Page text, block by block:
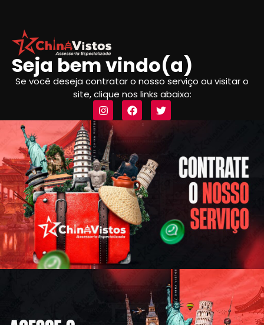
Seja bem vindo(a)
Se você deseja contratar o nosso serviço ou visitar o
site, clique nos links abaixo: